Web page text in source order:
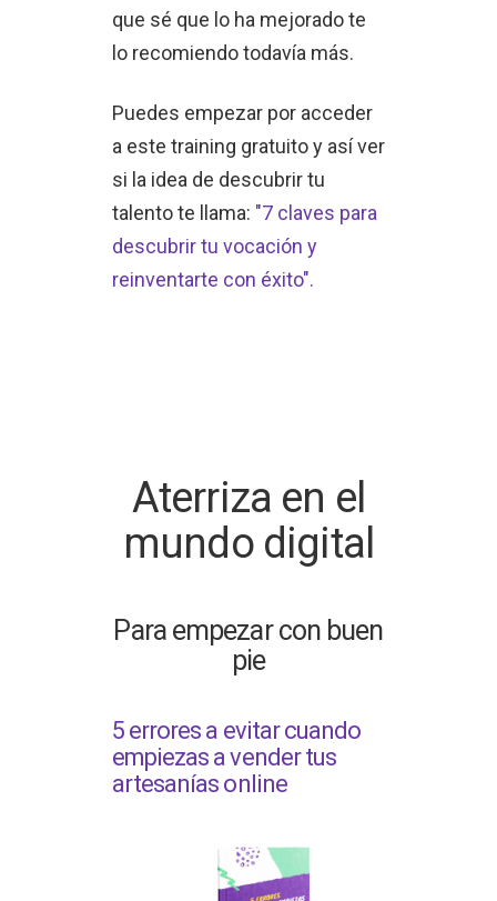
que sé que lo ha mejorado te
lo recomiendo todavía más.
Puedes empezar por acceder
a este training gratuito y así ver
si la idea de descubrir tu
talento te llama: "7 claves para
descubrir tu vocación y
reinventarte con éxito".
Aterriza en el
mundo digital
Para empezar con buen
pie
5 errores a evitar cuando
empiezas a vender tus
artesanías online